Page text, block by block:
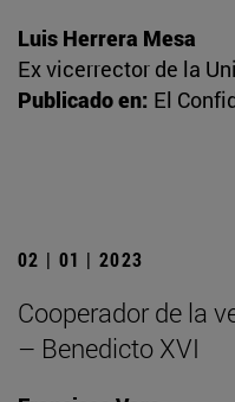
Luis Herrera Mesa
Ex vicerrector de la
Publicado en: El
02 | 01 | 2023
Cooperador de la
– Benedicto XVI